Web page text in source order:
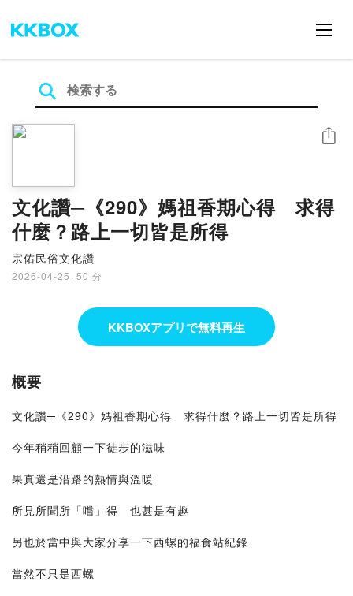
文化讚─《290》媽祖香期心得 求得
什麼？路上一切皆是所得
宗佑民俗文化讚
2026-04-25 · 50 分
シェア
KKBOXアプリで無料再生
概要
文化讚─《290》媽祖香期心得 求得什麼？路上一切皆是所得
今年稍稍回顧一下徒步的滋味
果真還是沿路的熱情與溫暖
所見所聞所「嚐」得 也甚是有趣
另也於當中與大家分享一下西螺的福食站紀錄
當然不只是西螺